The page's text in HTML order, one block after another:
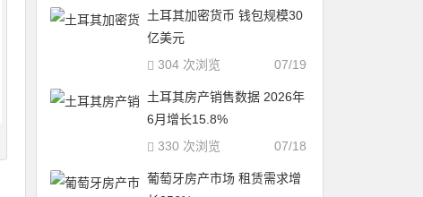
土耳其加密货币 钱包规模30
亿美元
07/19
304 次浏览
土耳其房产销售数据 2026年
6月增长15.8%
07/18
330 次浏览
葡萄牙房产市场 租赁需求增